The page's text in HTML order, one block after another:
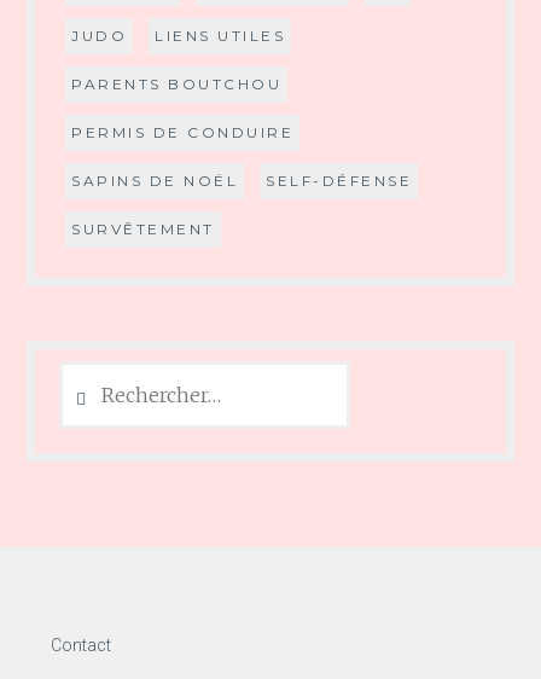
JUDO LIENS UTILES
PARENTS BOUTCHOU
PERMIS DE CONDUIRE
SAPINS DE NOËL SELF-DÉFENSE
SURVÊTEMENT
Contact